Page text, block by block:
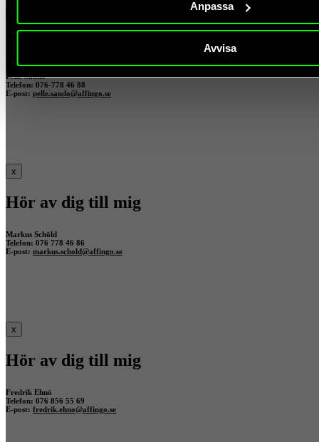
Anpassa
Avvisa
Pelle Sandö
Telefon: 076-778 46 88
E-post: pelle.sando@affingo.se
x
Hör av dig till mig
Markus Schöld
Telefon: 076 778 46 86
E-post: markus.schold@affingo.se
x
Hör av dig till mig
Fredrik Ehnö
Telefon: 076 856 55 69
E-post: fredrik.ehno@affingo.se